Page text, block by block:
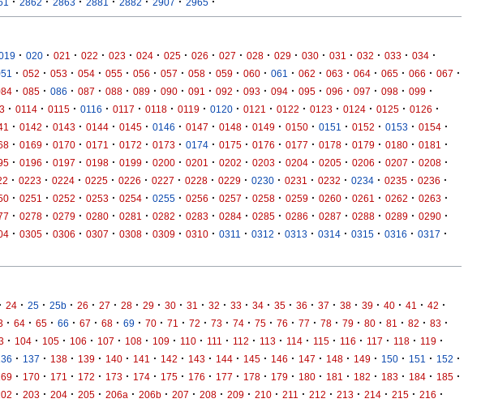
· 020 · 021 · 022 · 023 · 024 · 025 · 026 · 027 · 028 · 029 · 030 · 031 · 032 · 033 · 034 ·
· 052 · 053 · 054 · 055 · 056 · 057 · 058 · 059 · 060 · 061 · 062 · 063 · 064 · 065 · 066 · 067 ·
· 085 · 086 · 087 · 088 · 089 · 090 · 091 · 092 · 093 · 094 · 095 · 096 · 097 · 098 · 099 ·
· 0114 · 0115 · 0116 · 0117 · 0118 · 0119 · 0120 · 0121 · 0122 · 0123 · 0124 · 0125 · 0126 ·
· 0142 · 0143 · 0144 · 0145 · 0146 · 0147 · 0148 · 0149 · 0150 · 0151 · 0152 · 0153 · 0154 ·
· 0169 · 0170 · 0171 · 0172 · 0173 · 0174 · 0175 · 0176 · 0177 · 0178 · 0179 · 0180 · 0181 ·
· 0196 · 0197 · 0198 · 0199 · 0200 · 0201 · 0202 · 0203 · 0204 · 0205 · 0206 · 0207 · 0208 ·
· 0223 · 0224 · 0225 · 0226 · 0227 · 0228 · 0229 · 0230 · 0231 · 0232 · 0234 · 0235 · 0236 ·
· 0251 · 0252 · 0253 · 0254 · 0255 · 0256 · 0257 · 0258 · 0259 · 0260 · 0261 · 0262 · 0263 ·
· 0278 · 0279 · 0280 · 0281 · 0282 · 0283 · 0284 · 0285 · 0286 · 0287 · 0288 · 0289 · 0290 ·
· 0305 · 0306 · 0307 · 0308 · 0309 · 0310 · 0311 · 0312 · 0313 · 0314 · 0315 · 0316 · 0317 ·
· 24 · 25 · 25b · 26 · 27 · 28 · 29 · 30 · 31 · 32 · 33 · 34 · 35 · 36 · 37 · 38 · 39 · 40 · 41 · 42 ·
· 64 · 65 · 66 · 67 · 68 · 69 · 70 · 71 · 72 · 73 · 74 · 75 · 76 · 77 · 78 · 79 · 80 · 81 · 82 · 83 ·
· 104 · 105 · 106 · 107 · 108 · 109 · 110 · 111 · 112 · 113 · 114 · 115 · 116 · 117 · 118 · 119 ·
· 137 · 138 · 139 · 140 · 141 · 142 · 143 · 144 · 145 · 146 · 147 · 148 · 149 · 150 · 151 · 152 ·
· 170 · 171 · 172 · 173 · 174 · 175 · 176 · 177 · 178 · 179 · 180 · 181 · 182 · 183 · 184 · 185 ·
· 203 · 204 · 205 · 206a · 206b · 207 · 208 · 209 · 210 · 211 · 212 · 213 · 214 · 215 · 216 ·